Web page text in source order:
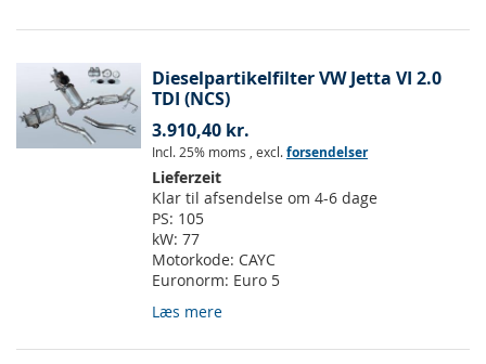
Dieselpartikelfilter VW Jetta VI 2.0
TDI (NCS)
3.910,40 kr.
Incl. 25% moms , excl.forsendelser
Lieferzeit
Klar til afsendelse om 4-6 dage
PS: 105
kW: 77
Motorkode: CAYC
Euronorm: Euro 5
Læs mere